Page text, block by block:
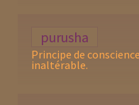
purusha
Principe de
inaltérable.